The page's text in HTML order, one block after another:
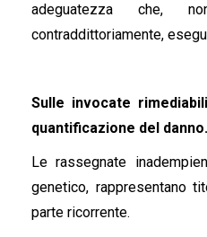
adeguatezza che,
contraddittoriamente,
Sulle invocate
quantificazione del danno.
Le rassegnate
genetico, rappresentano
parte ricorrente.